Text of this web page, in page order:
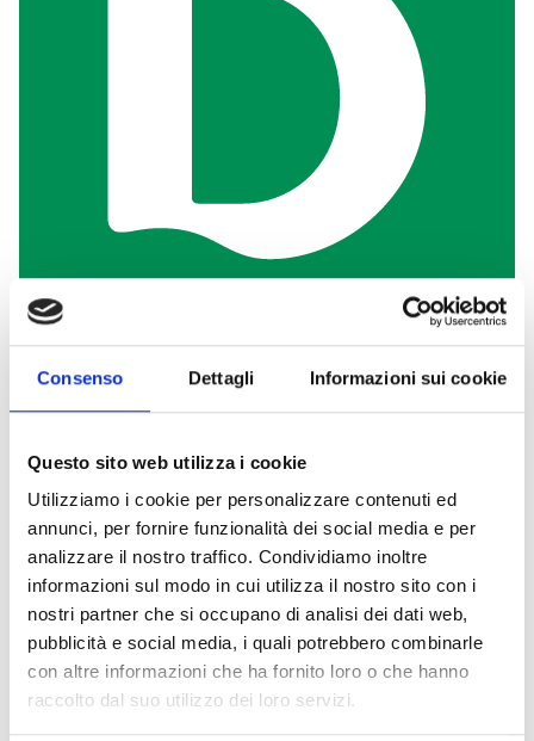
Consenso Dettagli Informazioni sui cookie
Questo sito web utilizza i cookie
Utilizziamo i cookie per personalizzare contenuti ed
annunci, per fornire funzionalità dei social media e per
analizzare il nostro traffico. Condividiamo inoltre
informazioni sul modo in cui utilizza il nostro sito con i
nostri partner che si occupano di analisi dei dati web,
pubblicità e social media, i quali potrebbero combinarle
con altre informazioni che ha fornito loro o che hanno
raccolto dal suo utilizzo dei loro servizi.
BOHEMIAN BREEZE: DEICHMANN RILEGGE
L'ESTETICA BOHO-CHIC TRA FRANGE E
COLORI NATURALI
Libertà di movimento e dettagli materici
definiscono il nuovo statement di stagione.
Continua a leggere